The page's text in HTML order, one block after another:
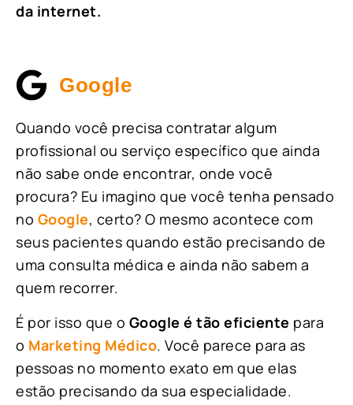
da internet.
Google
Quando você precisa contratar algum
profissional ou serviço específico que ainda
não sabe onde encontrar, onde você
procura? Eu imagino que você tenha pensado
no Google, certo? O mesmo acontece com
seus pacientes quando estão precisando de
uma consulta médica e ainda não sabem a
quem recorrer.
É por isso que o Google é tão eficiente para
o Marketing Médico. Você parece para as
pessoas no momento exato em que elas
estão precisando da sua especialidade.